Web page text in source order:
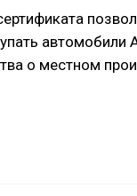
автомобили
о местном